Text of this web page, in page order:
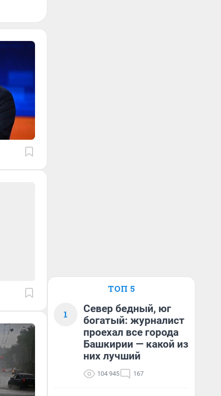
ТОП 5
1
Север бедный, юг
богатый: журналист
проехал все города
Башкирии — какой из
них лучший
104 945 167